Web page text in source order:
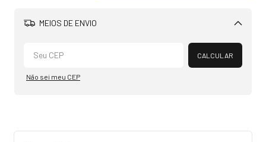
MEIOS DE ENVIO
Alterar CEP
CALCULAR
Não sei meu CEP